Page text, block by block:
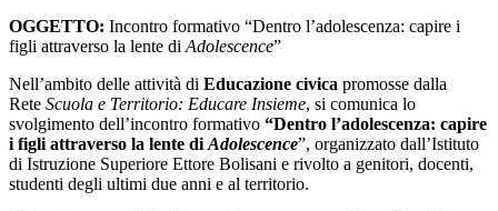
OGGETTO: Incontro formativo “Dentro l’adolescenza: capire i
figli attraverso la lente di Adolescence”
Nell’ambito delle attività di Educazione civica promosse dalla
Rete Scuola e Territorio: Educare Insieme, si comunica lo
svolgimento dell’incontro formativo “Dentro l’adolescenza: capire
i figli attraverso la lente di Adolescence”, organizzato dall’Istituto
di Istruzione Superiore Ettore Bolisani e rivolto a genitori, docenti,
studenti degli ultimi due anni e al territorio.